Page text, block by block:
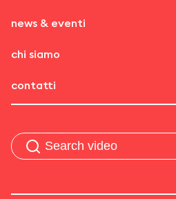
news & eventi
chi siamo
contatti